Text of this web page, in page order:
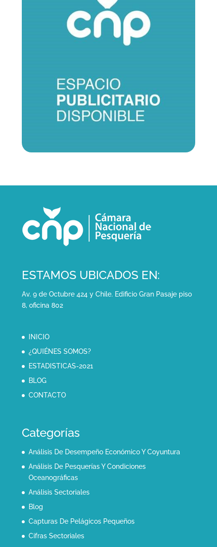
ESTAMOS UBICADOS EN:
Av. 9 de Octubre 424 y Chile. Edificio Gran Pasaje piso
8, oficina 802
INICIO
¿QUIÉNES SOMOS?
ESTADISTICAS-2021
BLOG
CONTACTO
Categorías
Análisis De Desempeño Económico Y Coyuntura
Análisis De Pesquerías Y Condiciones
Oceanográficas
Análisis Sectoriales
Blog
Capturas De Pelágicos Pequeños
Cifras Sectoriales